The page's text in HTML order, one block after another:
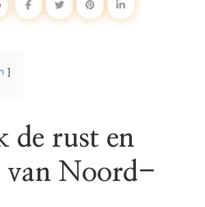
de rust en
van Noord-